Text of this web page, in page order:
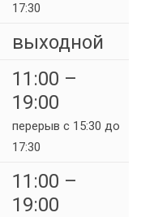
17:30
выходной
11:00 –
19:00
перерыв с 15:30 до
17:30
11:00 –
19:00